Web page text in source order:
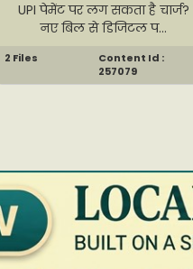
UPI पेमेंट पर लग सकता है चार्ज?
नए बिल से डिजिटल प...
2 Files
Content Id :
257079